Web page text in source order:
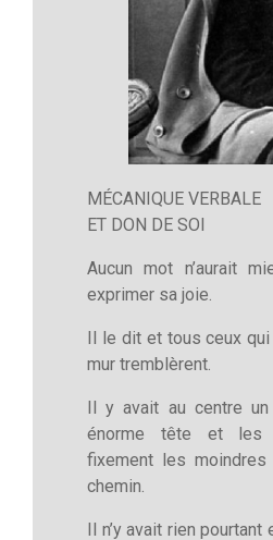
MÉCANIQUE VERBALE
ET DON DE SOI
Aucun mot n’aurait
exprimer sa joie.
Il le dit et tous ceux
mur tremblèrent.
Il y avait au centre
énorme tête et les
fixement les
chemin.
Il n’y avait rien